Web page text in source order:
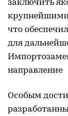
заключить
крупнейшими
что
для
направление
Особым